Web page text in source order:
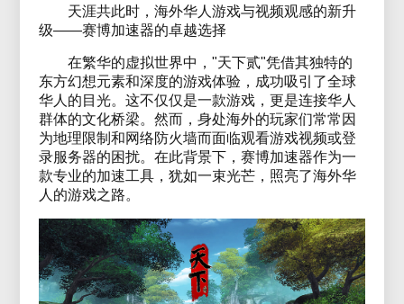
天涯共此时，海外华人游戏与视频观感的新升
级——赛博加速器的卓越选择
在繁华的虚拟世界中，"天下贰"凭借其独特的
东方幻想元素和深度的游戏体验，成功吸引了全球
华人的目光。这不仅仅是一款游戏，更是连接华人
群体的文化桥梁。然而，身处海外的玩家们常常因
为地理限制和网络防火墙而面临观看游戏视频或登
录服务器的困扰。在此背景下，赛博加速器作为一
款专业的加速工具，犹如一束光芒，照亮了海外华
人的游戏之路。